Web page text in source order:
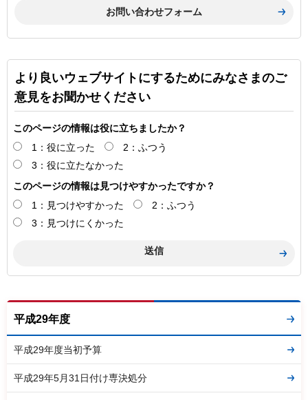
より良いウェブサイトにするためにみなさまのご
意見をお聞かせください
このページの情報は役に立ちましたか？
1：役に立った
2：ふつう
3：役に立たなかった
このページの情報は見つけやすかったですか？
1：見つけやすかった
2：ふつう
3：見つけにくかった
平成29年度
平成29年度当初予算
平成29年5月31日付け専決処分